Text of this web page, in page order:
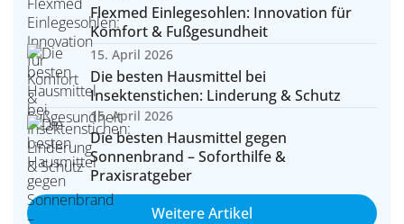
Flexmed Einlegesohlen: Innovation für
Komfort & Fußgesundheit
15. April 2026
Die besten Hausmittel bei
Insektenstichen: Linderung & Schutz
15. April 2026
Die besten Hausmittel gegen
Sonnenbrand – Soforthilfe &
Praxisratgeber
Weitere Artikel